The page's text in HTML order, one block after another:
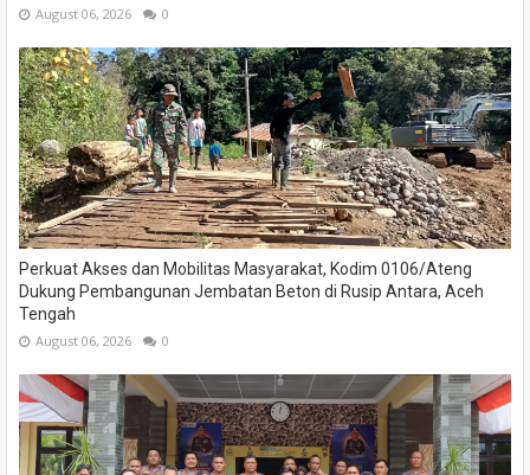
August 06, 2026 0
Perkuat Akses dan Mobilitas Masyarakat, Kodim 0106/Ateng
Dukung Pembangunan Jembatan Beton di Rusip Antara, Aceh
Tengah
August 06, 2026 0